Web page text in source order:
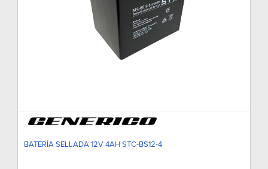
BATERÍA SELLADA 12V 4AH STC-BS12-4